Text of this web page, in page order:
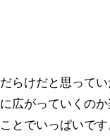
らけだと思って
広がっていくのか
とでいっぱいで